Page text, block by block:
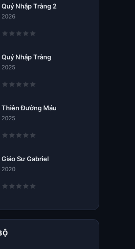
Quỷ Nhập Tràng 2
2026
Quỷ Nhập Tràng
2025
Thiên Đường Máu
2025
Giáo Sư Gabriel
2020